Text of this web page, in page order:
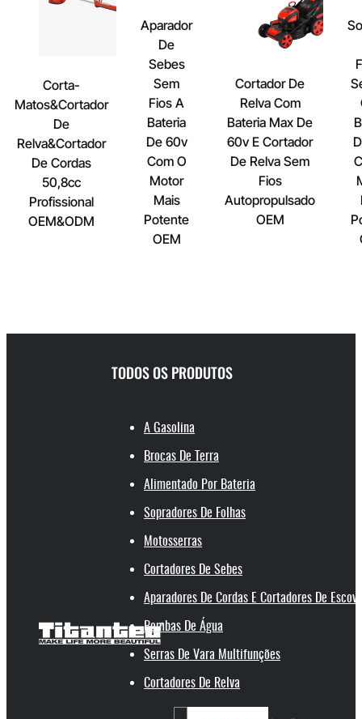
Corta-
Matos&Cortador
De
Relva&Cortador
De Cordas
50,8cc
Profissional
OEM&ODM
Aparador
De
Sebes
Sem
Fios A
Bateria
De 60v
Com O
Motor
Mais
Potente
OEM
Cortador De
Relva Com
Bateria Max De
60v E Cortador
De Relva Sem
Fios
Autopropulsado
OEM
TODOS OS PRODUTOS
A Gasolina
Brocas De Terra
Alimentado Por Bateria
Sopradores De Folhas
Motosserras
Cortadores De Sebes
Aparadores De Cordas E Cortadores De
Bombas De Água
Serras De Vara Multifunções
Cortadores De Relva